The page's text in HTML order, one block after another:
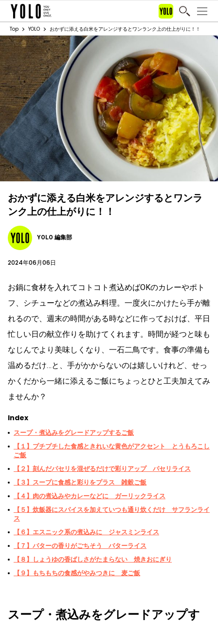
Top YOLO おかずに添える白米をアレンジするとワンランク上の仕上がりに！！
おかずに添える白米をアレンジするとワンラ
ンク上の仕上がりに！！
YOLO 編集部
2024年06月06日
お鍋に食材を入れてコトコト煮込めばOKのカレーやポト
フ、シチューなどの煮込み料理。一度火にかけたら手が離
れるので、週末の時間がある時などに作っておけば、平日
忙しい日の献立作りを助けてくれます。時間が経つと味も
なじんでより美味しくなり、一石二鳥です。食事の準備も
温めるだけ…と、手がかからないのは嬉しいけれど、せっ
かくだから一緒に添えるご飯にちょっとひと工夫加えてみ
ませんか？
Index
スープ・煮込みをグレードアップするご飯
【１】プチプチした食感ときれいな黄色がアクセント とうもろこし
ご飯
【２】刻んだパセリを混ぜるだけで彩りアップ パセリライス
【３】スープに食感と彩りをプラス 雑穀ご飯
【４】肉の煮込みやカレーなどに ガーリックライス
【５】炊飯器にスパイスを加えていつも通り炊くだけ サフランライ
ス
【６】エスニック系の煮込みに ジャスミンライス
【７】バターの香りがごちそう バターライス
【８】しょうゆの香ばしさがたまらない 焼きおにぎり
【９】もちもちの食感がやみつきに 麦ご飯
スープ・煮込みをグレードアップす